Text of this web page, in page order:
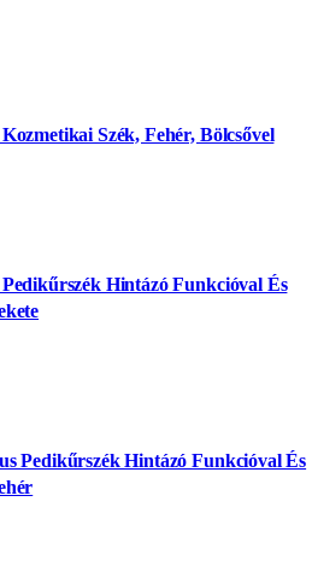
Szék, Fehér, Bölcsővel
Hintázó Funkcióval És
Pedikűrszék Hintázó Funkcióval És